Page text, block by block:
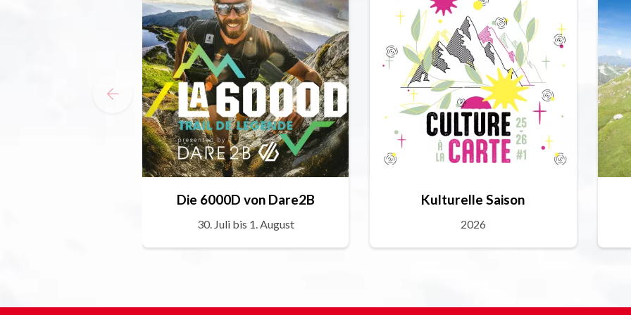
Die 6000D von Dare2B
30. Juli bis 1. August
Kulturelle Saison
2026